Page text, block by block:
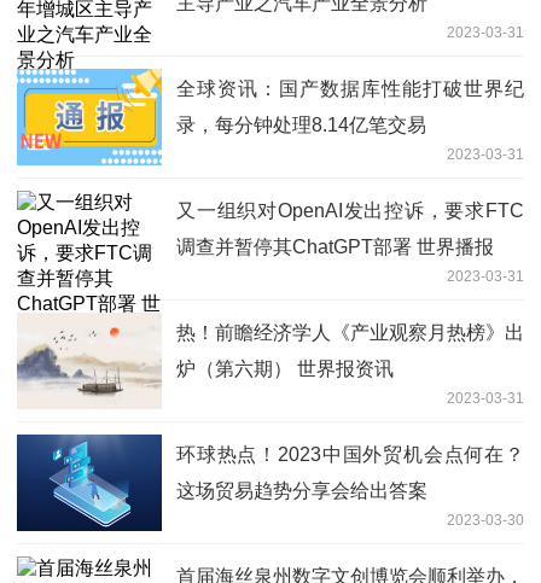
2023-03-31
全球资讯：国产数据库性能打破世界纪
录，每分钟处理8.14亿笔交易
2023-03-31
又一组织对OpenAI发出控诉，要求FTC
调查并暂停其ChatGPT部署 世界播报
2023-03-31
热！前瞻经济学人《产业观察月热榜》出
炉（第六期） 世界报资讯
2023-03-31
环球热点！2023中国外贸机会点何在？
这场贸易趋势分享会给出答案
2023-03-30
首届海丝泉州数字文创博览会顺利举办，